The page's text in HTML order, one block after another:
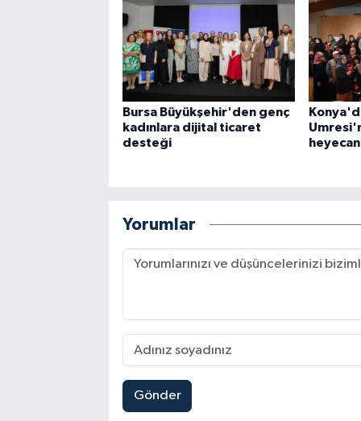
Bursa Büyükşehir'den genç
kadınlara dijital ticaret
desteği
Yorumlar
Gönder